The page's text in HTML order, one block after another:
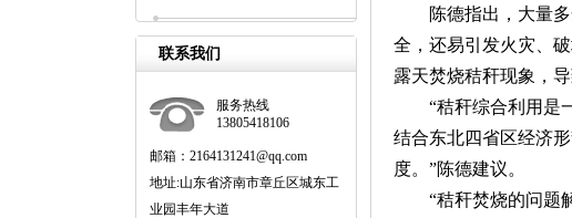
联系我们
服务热线
13805418106
邮箱：2164131241@qq.com
地址:山东省济南市章丘区城东工
业园丰年大道
陈德指出，大量多
全，还易引发火灾、
露天焚烧秸秆现象，
“秸秆综合利用是一
结合东北四省区经济
度。”陈德建议。
“秸秆焚烧的问题解